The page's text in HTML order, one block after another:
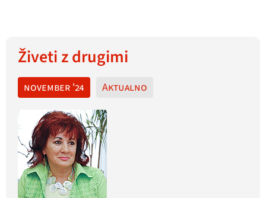
Živeti z drugimi
november '24 Aktualno